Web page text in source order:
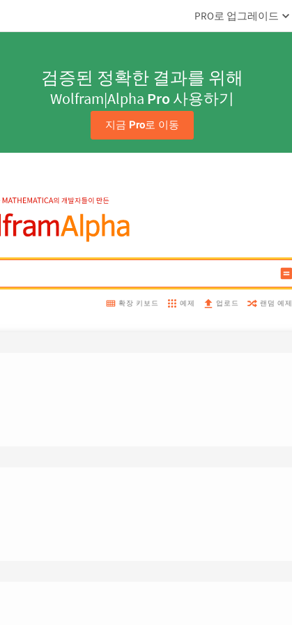
PRO로 업그레이드
검증된 정확한 결과를 위해
Wolfram|Alpha Pro사용하기
지금 Pro로 이동
확장 키보드 예제 업로드 랜덤 예제